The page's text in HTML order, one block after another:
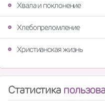
Хвала и поклонение
Хлебопреломление
Христианская жизнь
Статистика